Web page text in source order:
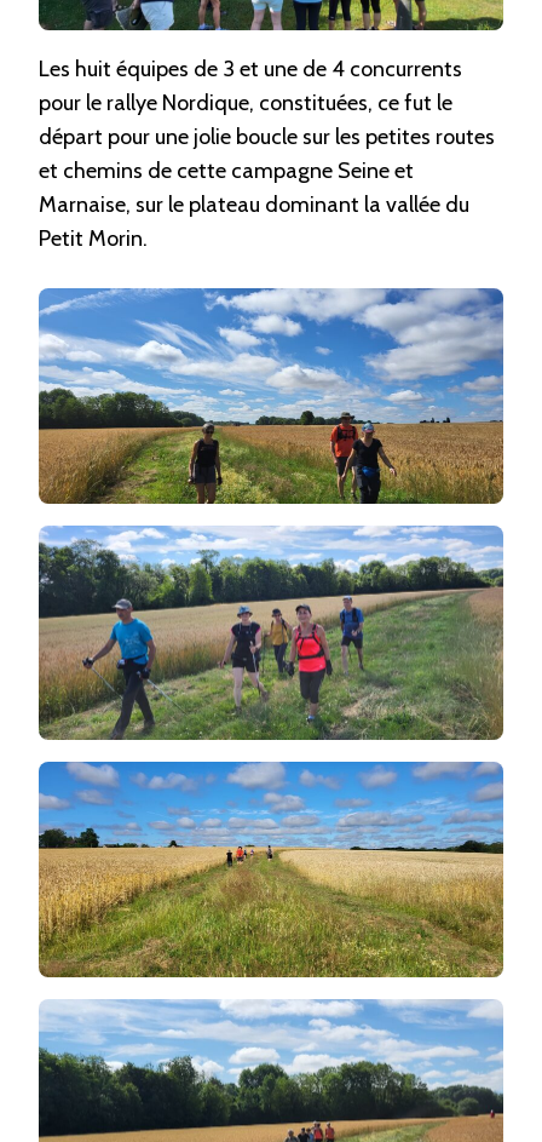
Les huit équipes de 3 et une de 4 concurrents
pour le rallye Nordique, constituées, ce fut le
départ pour une jolie boucle sur les petites routes
et chemins de cette campagne Seine et
Marnaise, sur le plateau dominant la vallée du
Petit Morin.